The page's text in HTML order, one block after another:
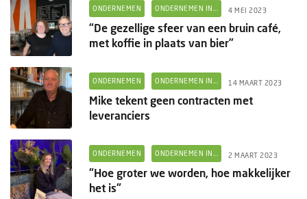
ONDERNEMEN ONDERNEMEN IN... 4 MEI 2023
“De gezellige sfeer van een bruin café,
met koffie in plaats van bier”
ONDERNEMEN ONDERNEMEN IN... 14 MAART 2023
Mike tekent geen contracten met
leveranciers
ONDERNEMEN ONDERNEMEN IN... 2 MAART 2023
"Hoe groter we worden, hoe makkelijker
het is"